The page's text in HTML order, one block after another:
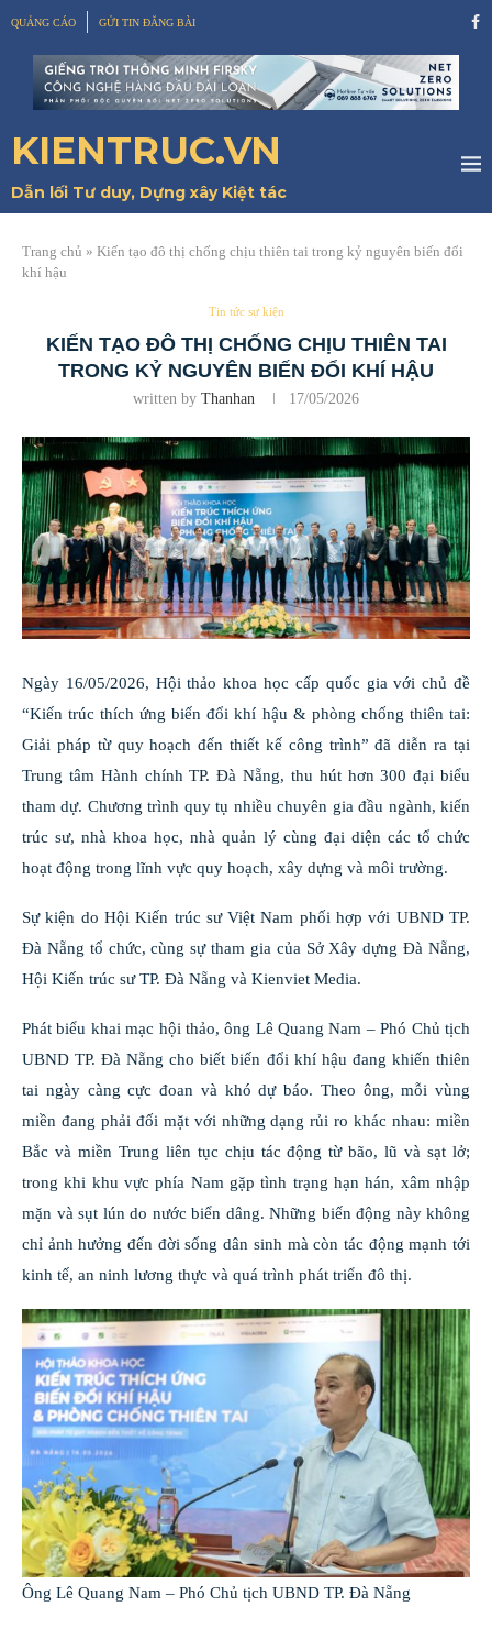
QUẢNG CÁO GỬI TIN ĐĂNG BÀI
KIENTRUC.VN
Dẫn lối Tư duy, Dựng xây Kiệt tác
Trang chủ » Kiến tạo đô thị chống chịu thiên tai trong kỷ nguyên biến đổi
khí hậu
Tin tức sự kiện
KIẾN TẠO ĐÔ THỊ CHỐNG CHỊU THIÊN TAI
TRONG KỶ NGUYÊN BIẾN ĐỔI KHÍ HẬU
written by Thanhan 17/05/2026
Ngày 16/05/2026, Hội thảo khoa học cấp quốc gia với chủ đề
“Kiến trúc thích ứng biến đổi khí hậu & phòng chống thiên tai:
Giải pháp từ quy hoạch đến thiết kế công trình” đã diễn ra tại
Trung tâm Hành chính TP. Đà Nẵng, thu hút hơn 300 đại biểu
tham dự. Chương trình quy tụ nhiều chuyên gia đầu ngành, kiến
trúc sư, nhà khoa học, nhà quản lý cùng đại diện các tổ chức
hoạt động trong lĩnh vực quy hoạch, xây dựng và môi trường.
Sự kiện do Hội Kiến trúc sư Việt Nam phối hợp với UBND TP.
Đà Nẵng tổ chức, cùng sự tham gia của Sở Xây dựng Đà Nẵng,
Hội Kiến trúc sư TP. Đà Nẵng và Kienviet Media.
Phát biểu khai mạc hội thảo, ông Lê Quang Nam – Phó Chủ tịch
UBND TP. Đà Nẵng cho biết biến đổi khí hậu đang khiến thiên
tai ngày càng cực đoan và khó dự báo. Theo ông, mỗi vùng
miền đang phải đối mặt với những dạng rủi ro khác nhau: miền
Bắc và miền Trung liên tục chịu tác động từ bão, lũ và sạt lở;
trong khi khu vực phía Nam gặp tình trạng hạn hán, xâm nhập
mặn và sụt lún do nước biển dâng. Những biến động này không
chỉ ảnh hưởng đến đời sống dân sinh mà còn tác động mạnh tới
kinh tế, an ninh lương thực và quá trình phát triển đô thị.
Ông Lê Quang Nam – Phó Chủ tịch UBND TP. Đà Nẵng